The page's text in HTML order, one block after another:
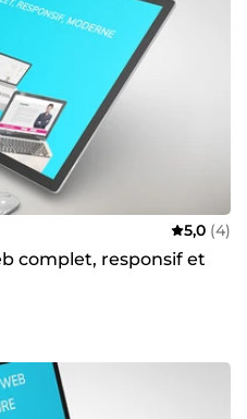
5,0 (4)
complet, responsif et